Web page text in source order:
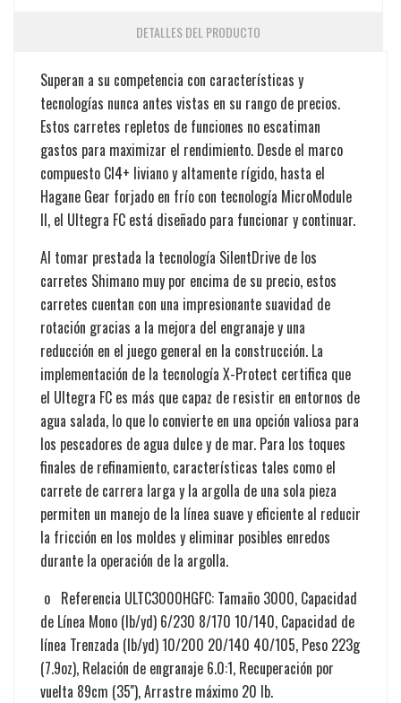
DETALLES DEL PRODUCTO
Superan a su competencia con características y
tecnologías nunca antes vistas en su rango de precios.
Estos carretes repletos de funciones no escatiman
gastos para maximizar el rendimiento. Desde el marco
compuesto CI4+ liviano y altamente rígido, hasta el
Hagane Gear forjado en frío con tecnología MicroModule
II, el Ultegra FC está diseñado para funcionar y continuar.
Al tomar prestada la tecnología SilentDrive de los
carretes Shimano muy por encima de su precio, estos
carretes cuentan con una impresionante suavidad de
rotación gracias a la mejora del engranaje y una
reducción en el juego general en la construcción. La
implementación de la tecnología X-Protect certifica que
el Ultegra FC es más que capaz de resistir en entornos de
agua salada, lo que lo convierte en una opción valiosa para
los pescadores de agua dulce y de mar. Para los toques
finales de refinamiento, características tales como el
carrete de carrera larga y la argolla de una sola pieza
permiten un manejo de la línea suave y eficiente al reducir
la fricción en los moldes y eliminar posibles enredos
durante la operación de la argolla.
o Referencia ULTC3000HGFC: Tamaño 3000, Capacidad
de Línea Mono (lb/yd) 6/230 8/170 10/140, Capacidad de
línea Trenzada (lb/yd) 10/200 20/140 40/105, Peso 223g
(7.9oz), Relación de engranaje 6.0:1, Recuperación por
vuelta 89cm (35''), Arrastre máximo 20 lb.